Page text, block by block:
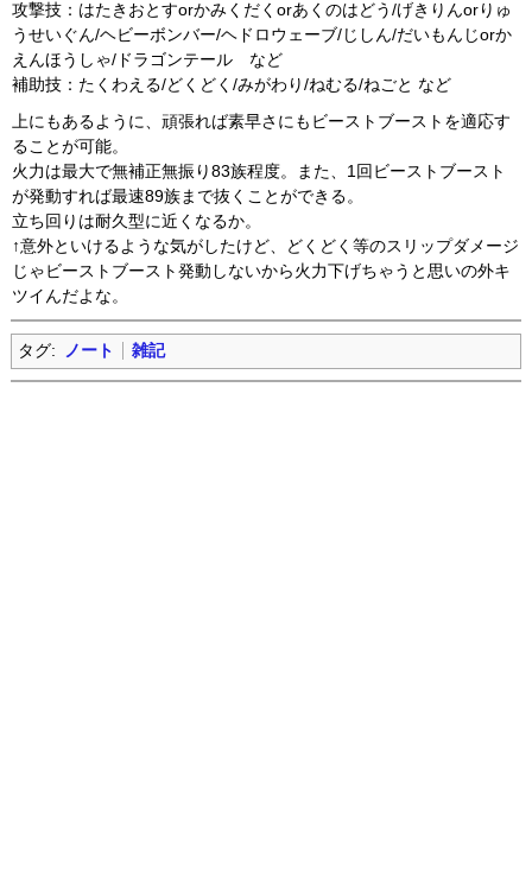
攻撃技：はたきおとすorかみくだくorあくのはどう/げきりんorりゅ
うせいぐん/ヘビーボンバー/ヘドロウェーブ/じしん/だいもんじorか
えんほうしゃ/ドラゴンテール など
補助技：たくわえる/どくどく/みがわり/ねむる/ねごと など
上にもあるように、頑張れば素早さにもビーストブーストを適応す
ることが可能。
火力は最大で無補正無振り83族程度。また、1回ビーストブースト
が発動すれば最速89族まで抜くことができる。
立ち回りは耐久型に近くなるか。
↑意外といけるような気がしたけど、どくどく等のスリップダメージ
じゃビーストブースト発動しないから火力下げちゃうと思いの外キ
ツイんだよな。
タグ: ノート 雑記